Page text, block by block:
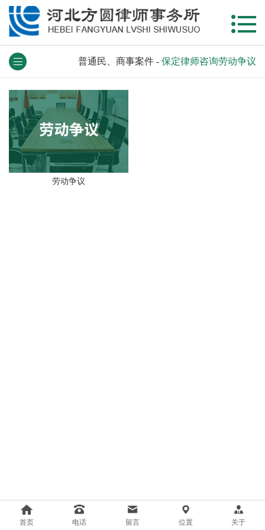
普通民、商事案件 - 保定律师咨询劳动争议
劳动争议
首页 电话 留言 位置 关于